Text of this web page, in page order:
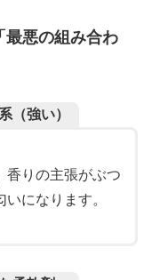
最悪の組み合わ
（強い）
香りの主張がぶつ
になります。